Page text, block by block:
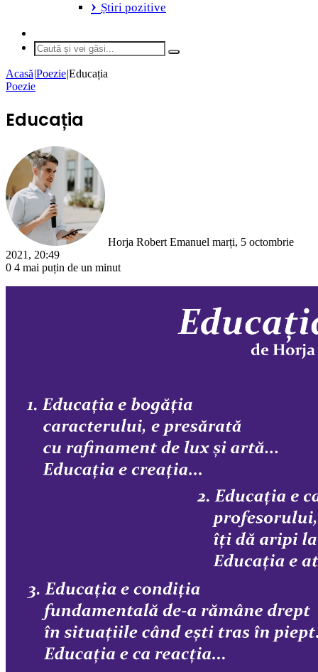
Știri pozitive
skin
Caută
Acasă|Poezie|Educația
Poezie
Educația
Horja Robert Emanuel marți, 5 octombrie
2021, 20:49
0 4 mai puțin de un minut